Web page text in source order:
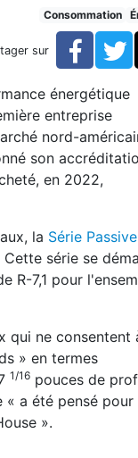
Consommation
sur
énergétique
entreprise
nord-
son
en 2022,
la Série Passive
série se
R-7,1 pour
qui ne consentent
» en termes
1/16 pouces de
« a été pensé pour
».